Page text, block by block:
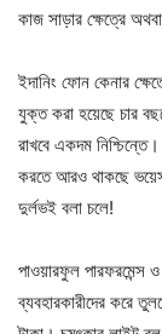
কাজ সাড়ার ক্ষেত্রে
ইদানিং ফোন কেনার
যুক্ত করা হয়েছে চার
রাখবে একদম নিশ্চিন্তে।
করতে আরও থাকছে
দুর্লভই বলা চলে!
পাওয়ারফুল পারফরমেন্স
ব্যবহারকারীদের করে